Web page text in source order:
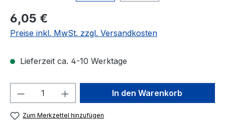
Regulärer Preis:
6,05 €
Preise inkl. MwSt. zzgl. Versandkosten
Lieferzeit ca. 4-10 Werktage
Produkt Anzahl: Gib denIn den Warenkorb
Zum Merkzettel hinzufügen